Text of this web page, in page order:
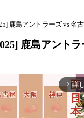
鹿島アントラーズ vs 名
鹿島アント
arrow_forward_ios 詳